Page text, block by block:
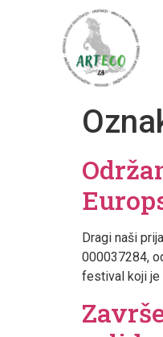
Dragi naši
000037284,
festival koji je